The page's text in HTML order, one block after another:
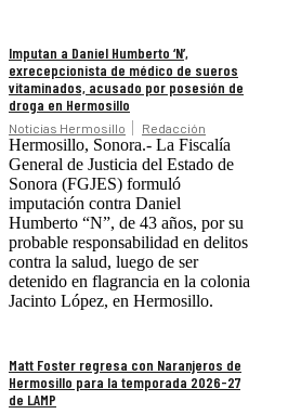
Imputan a Daniel Humberto ‘N’,
exrecepcionista de médico de sueros
vitaminados, acusado por posesión de
droga en Hermosillo
Noticias Hermosillo Redacción
Hermosillo, Sonora.- La Fiscalía
General de Justicia del Estado de
Sonora (FGJES) formuló
imputación contra Daniel
Humberto “N”, de 43 años, por su
probable responsabilidad en delitos
contra la salud, luego de ser
detenido en flagrancia en la colonia
Jacinto López, en Hermosillo.
Matt Foster regresa con Naranjeros de
Hermosillo para la temporada 2026-27
de LAMP